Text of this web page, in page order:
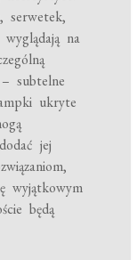
serwetek,
na
subtelne
ukryte
jej
wyjątkowym
będą